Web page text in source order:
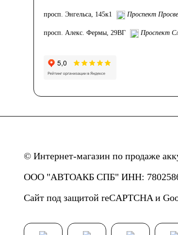
просп. Энгельса, 145к1 Проспект
просп. Алекс. Фермы, 29ВГ Проспект
© Интернет-магазин по продаже
ООО "АВТОАКБ СПБ" ИНН:
Сайт под защитой reCAPTCHA и